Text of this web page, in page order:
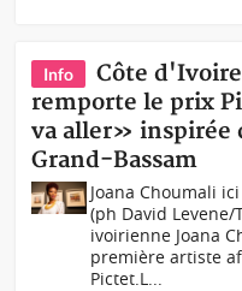
Info
Côte
remporte le prix
va aller» inspirée
Grand-Bassam
Joana Choumali
(ph David
ivoirienne Joana
première artiste
Pictet.L...